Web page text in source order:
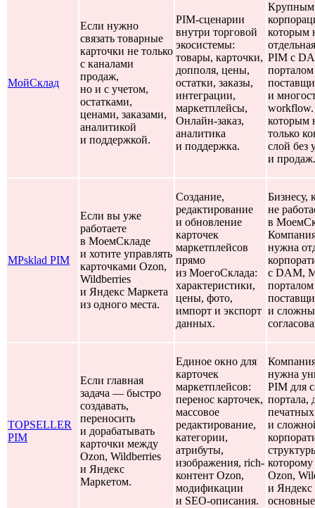
МойСклад
Если нужно
связать товарные
карточки не только
с каналами
продаж,
но и с учетом,
остатками,
ценами, заказами,
аналитикой
и поддержкой.
PIM-сценарии
внутри торговой
экосистемы:
товары, карточки,
допполя, цены,
остатки, заказы,
интеграции,
маркетплейсы,
Онлайн-заказ,
аналитика
и поддержка.
Крупным
которым
PIM с
порталом
и
которым
только
слой без
и продаж.
MPsklad PIM
Если вы уже
работаете
в МоемСкладе
и хотите управлять
карточками Ozon,
Wildberries
и Яндекс Маркета
из одного места.
Создание,
редактирование
и обновление
карточек
маркетплейсов
прямо
из МоегоСклада:
характеристики,
цены, фото,
импорт и экспорт
данных.
Бизнесу,
не
в
нужна
с DAM,
порталом
и
TOPSELLER
PIM
Если главная
задача — быстро
создавать,
переносить
и дорабатывать
карточки между
Ozon, Wildberries
и Яндекс
Маркетом.
Единое окно для
карточек
маркетплейсов:
перенос карточек,
массовое
редактирование,
категории,
атрибуты,
изображения, rich-
контент Ozon,
модификации
и SEO-описания.
нужна
PIM для
портала,
и
Ozon,
и Яндекс